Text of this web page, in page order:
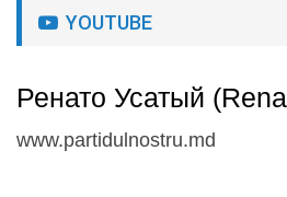
YOUTUBE
Ренато Усатый
www.partidulnostru.md